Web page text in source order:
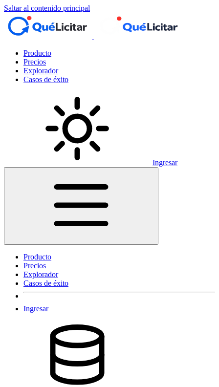
Saltar al contenido principal
Producto
Precios
Explorador
Casos de éxito
Ingresar
Producto
Precios
Explorador
Casos de éxito
Ingresar